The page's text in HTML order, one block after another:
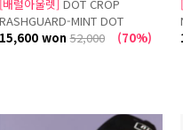
[배럴아울렛] DOT CROP
RASHGUARD-MINT DOT
15,600 won52,000 (70%)